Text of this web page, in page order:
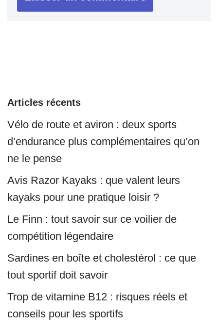
Articles récents
Vélo de route et aviron : deux sports
d’endurance plus complémentaires qu’on
ne le pense
Avis Razor Kayaks : que valent leurs
kayaks pour une pratique loisir ?
Le Finn : tout savoir sur ce voilier de
compétition légendaire
Sardines en boîte et cholestérol : ce que
tout sportif doit savoir
Trop de vitamine B12 : risques réels et
conseils pour les sportifs